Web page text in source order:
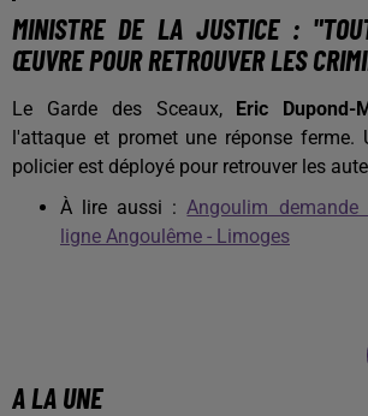
MINISTRE DE LA JUSTICE :
ŒUVRE POUR RETROUVER LES
Le Garde des Sceaux, Eric Dupond-
l'attaque et promet une réponse ferme.
policier est déployé pour retrouver les
À lire aussi :Angoulim
ligne Angoulême - Limoges
A LA UNE